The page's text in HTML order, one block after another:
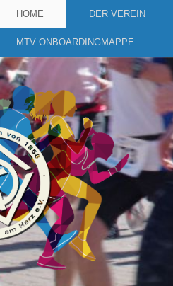
HOME DER VEREIN
MTV ONBOARDINGMAPPE